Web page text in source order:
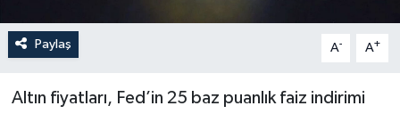
Paylaş A- A+
Altın fiyatları, Fed’in 25 baz puanlık faiz indirimi